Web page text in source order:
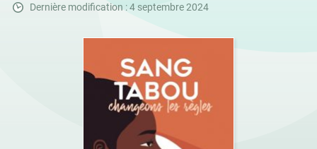
Dernière modification : 4 septembre 2024